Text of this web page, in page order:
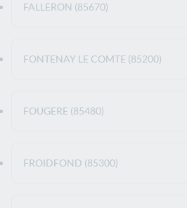
FALLERON (85670)
FONTENAY LE COMTE (85200)
FOUGERE (85480)
FROIDFOND (85300)